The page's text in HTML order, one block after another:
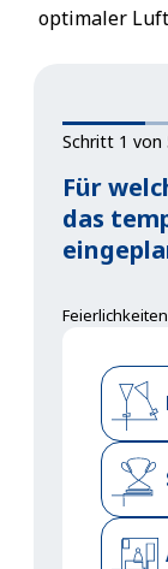
optimaler
Schritt 1 von
Für
das